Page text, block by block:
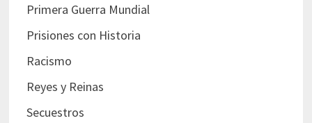
Primera Guerra Mundial
Prisiones con Historia
Racismo
Reyes y Reinas
Secuestros